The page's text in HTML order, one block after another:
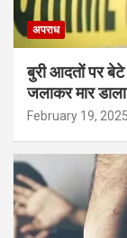
अपराध
बुरी आदतों पर
जलाकर मार डाला
February 19, 2025